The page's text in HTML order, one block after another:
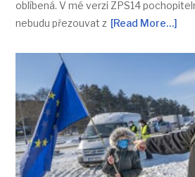
oblíbená. V mé verzi ZPS14
nebudu přezouvat z [Read More…]